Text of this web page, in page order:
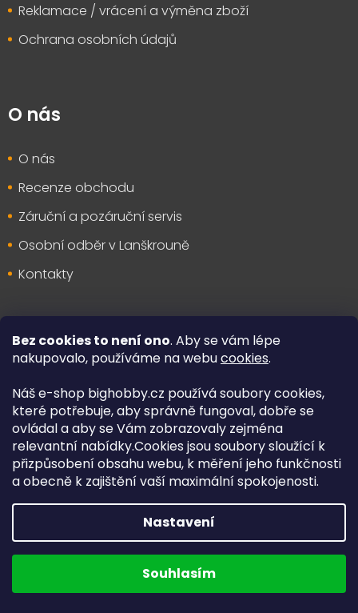
Bez cookies to není ono. Aby se vám lépe
nakupovalo, používáme na webucookies.
Náš e-shop bighobby.cz používá soubory cookies,
které potřebuje, aby správně fungoval, dobře se
ovládal a aby se Vám zobrazovaly zejména
relevantní nabídky.Cookies jsou soubory sloužící k
přizpůsobení obsahu webu, k měření jeho funkčnosti
a obecně k zajištění vaší maximální spokojenosti.
Nastavení
Souhlasím
Reklamace / vrácení a výměna zboží
Ochrana osobních údajů
O nás
O nás
Recenze obchodu
Záruční a pozáruční servis
Osobní odběr v Lanškrouně
Kontakty
Kontakt
info@bighobby.cz
731 019 093
Sledujte nás na facebooku